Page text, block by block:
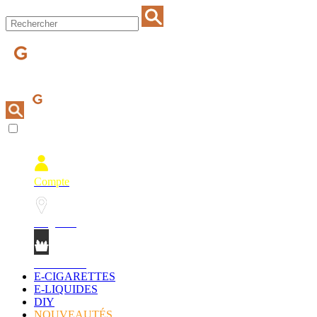
Compte
E-CIGARETTES
E-LIQUIDES
DIY
NOUVEAUTÉS